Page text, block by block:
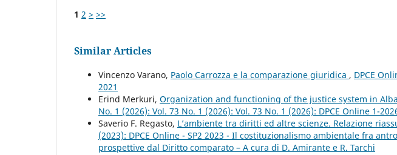
1 2 > >>
Similar Articles
Vincenzo Varano, Paolo Carrozza e la comparazione giuridica , DPCE
2021
Erind Merkuri, Organization and functioning of the justice system in
No. 1 (2026): Vol. 73 No. 1 (2026): Vol. 73 No. 1 (2026): DPCE Online 1-
Saverio F. Regasto, L’ambiente tra diritti ed altre scienze. Relazione
(2023): DPCE Online - SP2 2023 - Il costituzionalismo ambientale fra
prospettive dal Diritto comparato – A cura di D. Amirante e R. Tarchi